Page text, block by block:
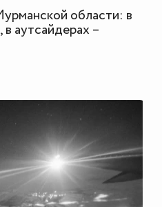
области: в
аутсайдерах –